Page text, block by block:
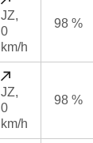
JZ,
0
km/h
98 %
JZ,
0
km/h
98 %